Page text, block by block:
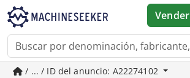
Vender
/ ... / ID del anuncio: A22274102